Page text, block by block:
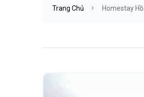
Trang Chủ Homestay Hồ